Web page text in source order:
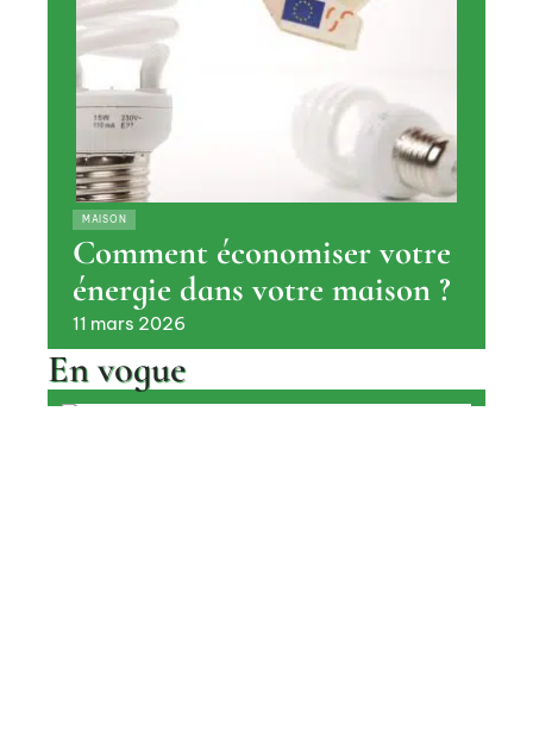
MAISON
Comment économiser votre
énergie dans votre maison ?
11 mars 2026
En vogue